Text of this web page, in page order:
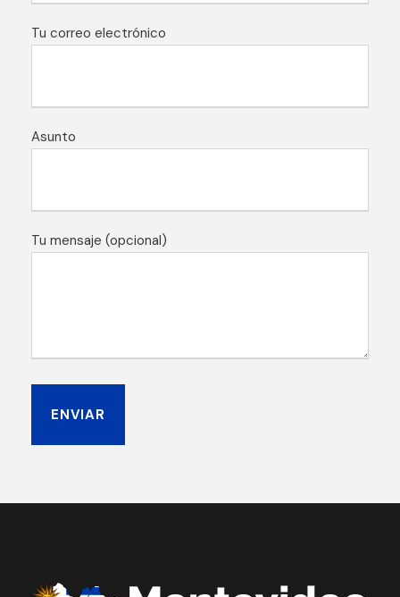
Tu correo electrónico
Asunto
Tu mensaje (opcional)